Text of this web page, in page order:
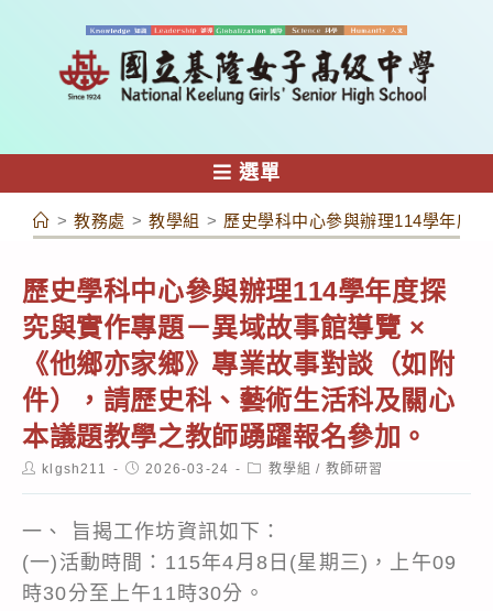
容
選單
> 教務處 > 教學組 > 歷史學科中心參與辦理114學年度
歷史學科中心參與辦理114學年度探
究與實作專題－異域故事館導覽 ×
《他鄉亦家鄉》專業故事對談（如附
件），請歷史科、藝術生活科及關心
本議題教學之教師踴躍報名參加。
Postklgsh211
Post2026-03-24
Post教學組 / 教師研習
一、 旨揭工作坊資訊如下：
(一)活動時間：115年4月8日(星期三)，上午09
時30分至上午11時30分。